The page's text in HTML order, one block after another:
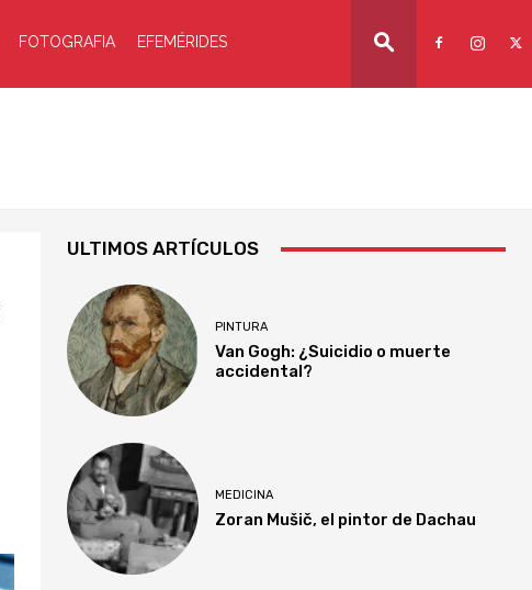
FOTOGRAFIA EFEMÉRIDES
ULTIMOS ARTÍCULOS
PINTURA
Van Gogh: ¿Suicidio o muerte
accidental?
MEDICINA
Zoran Mušič, el pintor de Dachau